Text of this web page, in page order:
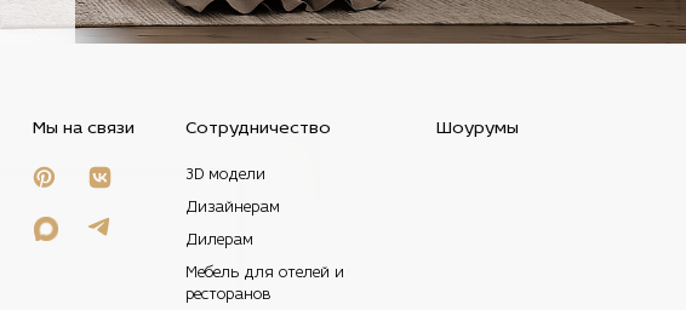
Мы на связи Сотрудничество
3D модели
Дизайнерам
Дилерам
Мебель для отелей и
ресторанов
Шоурумы